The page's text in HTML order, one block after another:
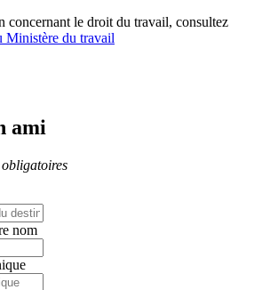
concernant le droit du travail, consultez
Ministère du travail
ami
obligatoires
nom